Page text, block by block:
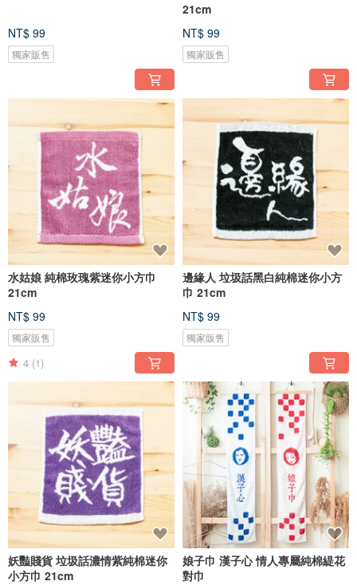
NT$ 99
獨家販售
21cm
NT$ 99
獨家販售
水姑娘 純棉玫瑰紫迷你小方巾
21cm
NT$ 99
獨家販售
4 (1)
邊緣人 垃圾話黑白純棉迷你小方
巾 21cm
NT$ 99
獨家販售
妖豔賤貨 垃圾話濃情紫純棉迷你
小方巾 21cm
娘子巾 漢子心 情人專屬純棉緹花
對巾